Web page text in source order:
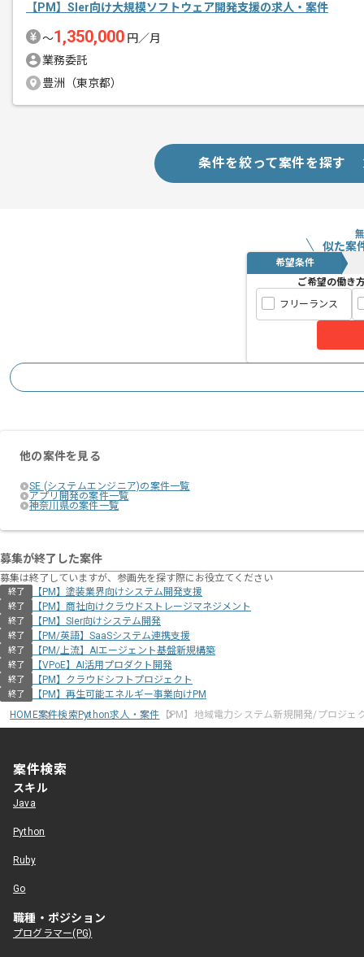
【PM】Sler向け大規模ソフトウェア開発支援の求人・案件
〜1,350,000 円／月
業務委託
豊洲（東京都）
条件を絞って案件を探す
似た案
希望条件
ご希望の働き
フリーランス
他の案件を見る
SE (システムエンジニア)の案件一覧
アプリ開発の案件一覧
神奈川県の案件一覧
募集が終了した案件
募集は終了していますが、参画先を探す際にお役立てください
終了 【PM】塗装業界向けシステム開発支援
終了 【PM】商社向けクラウドストレージマネジメント
終了 【PM】SIer向けシステム開発
終了 【PM/英語】SaaSシステム連携支援
終了 【PM/上流】AIエージェント基盤新規構築
終了 【VPoE】AI活用プロダクト開発
終了 【PM】クラウドシフトプロジェクト
終了
【PM】再生可能エネルギー事業向けPM
HOME案件検索Python求人・案件 【PM】地域電力システム新規開発/プロジェ
案件検索
スキル
Java
Python
Ruby
Go
職種・ポジション
プログラマー(PG)